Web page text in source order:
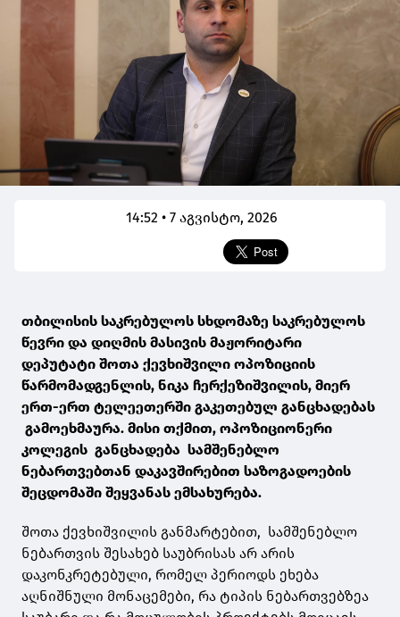
14:52 • 7 აგვისტო, 2026
თბილისის საკრებულოს სხდომაზე საკრებულოს
წევრი და დიღმის მასივის მაჟორიტარი
დეპუტატი შოთა ქევხიშვილი ოპოზიციის
წარმომადგენლის, ნიკა ჩერქეზიშვილის, მიერ
ერთ-ერთ ტელეეთერში გაკეთებულ განცხადებას
გამოეხმაურა. მისი თქმით, ოპოზიციონერი
კოლეგის განცხადება სამშენებლო
ნებართვებთან დაკავშირებით საზოგადოების
შეცდომაში შეყვანას ემსახურება.
შოთა ქევხიშვილის განმარტებით, სამშენებლო
ნებართვის შესახებ საუბრისას არ არის
დაკონკრეტებული, რომელ პერიოდს ეხება
აღნიშნული მონაცემები, რა ტიპის ნებართვებზეა